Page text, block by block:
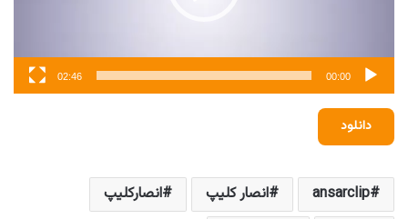
00:00
02:46
دانلود
ansarclip انصار کلیپ
انصارکلیپ